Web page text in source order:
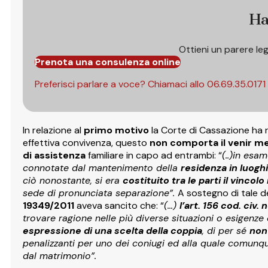
Ottieni un parere
Prenota una consulenza online
Preferisci parlare a voce? Chiamaci allo 06.69.35.0171
In relazione al primo motivola Corte di Cassazione
effettiva convivenza, questo non comporta il venir
di assistenzafamiliare in capo ad entrambi: “(..)in
connotate dal mantenimento della residenza in
ciò nonostante, si era costituito tra le parti il
sede di pronunciata separazione”. A sostegno di tale
19349/2011aveva sancito che: “(…) l’art. 156 cod. civ.
trovare ragione nelle più diverse situazioni o
espressione di una scelta della coppia, di per sé
penalizzanti per uno dei coniugi ed alla quale
dal matrimonio”.